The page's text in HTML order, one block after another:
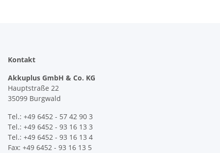
Kontakt
Akkuplus GmbH & Co. KG
Hauptstraße 22
35099 Burgwald
Tel.: +49 6452 - 57 42 90 3
Tel.: +49 6452 - 93 16 13 3
Tel.: +49 6452 - 93 16 13 4
Fax: +49 6452 - 93 16 13 5